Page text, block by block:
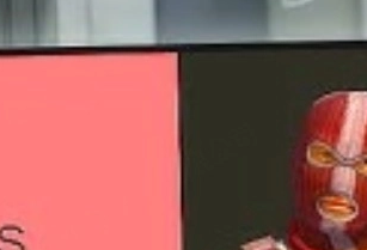
đến cảm giác bắn, độ dễ nhìn trong
nhược điểm từng nhóm Agent, đồng thời gợi